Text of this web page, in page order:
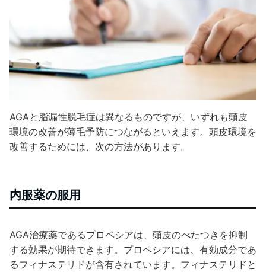
AGAと脂漏性脱毛症は異なるものですが、いずれも頭皮
環境の改善が薄毛予防につながるといえます。頭皮環境を
改善するためには、次の方法があります。
内服薬の服用
AGA治療薬であるプロペシアは、頭皮のべたつきを抑制
する効果が期待できます。プロペシアには、有効成分であ
るフィナステリドが含有されています。フィナステリドと